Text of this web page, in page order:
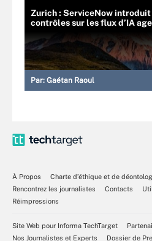
Zurich : ServiceNow
contrôles sur les flux d’IA
Par: Gaétan Raoul
À Propos
Charte d’éthique et de
Rencontrez les journalistes
Contacts
Réimpressions
Site Web pour Informa TechTarget
Nos Journalistes et Experts
Dossier de